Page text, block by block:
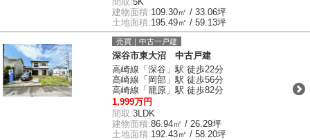
建物面積:109.30㎡ / 33.06坪
土地面積:195.49㎡ / 59.13坪
売買｜中古一戸建
深谷市東大沼 中古戸建
高崎線「深谷」駅 徒歩22分
高崎線「岡部」駅 徒歩56分
高崎線「籠原」駅 徒歩82分
1,999万円
間取:3LDK
建物面積:86.94㎡ / 26.29坪
土地面積:192.43㎡ / 58.20坪